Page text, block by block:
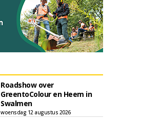
Roadshow over
GreentoColour en Heem in
Swalmen
woensdag 12 augustus 2026